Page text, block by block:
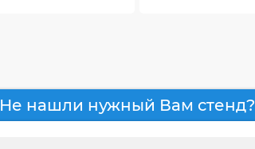
Не нашли нужный Вам стенд?